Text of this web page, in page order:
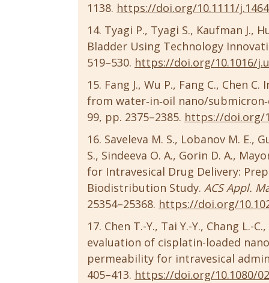
1138. https://doi.org/10.1111/
Tyagi P., Tyagi S., Kaufman J.,
Bladder Using Technology
519–530. https://doi.org/10.1016/
Fang J., Wu P., Fang C., Chen
from water‐in‐oil nano/
99, pp. 2375–2385. https://doi.org/
Saveleva M. S., Lobanov M. E.,
S., Sindeeva O. A., Gorin D. A.,
for Intravesical Drug Delivery:
Biodistribution Study. ACS Appl.
25354–25368. https://doi.org/
Chen T.-Y., Tai Y.-Y., Chang L.-
evaluation of cisplatin-loaded
permeability for intravesical
405–413. https://doi.org/10.1080/